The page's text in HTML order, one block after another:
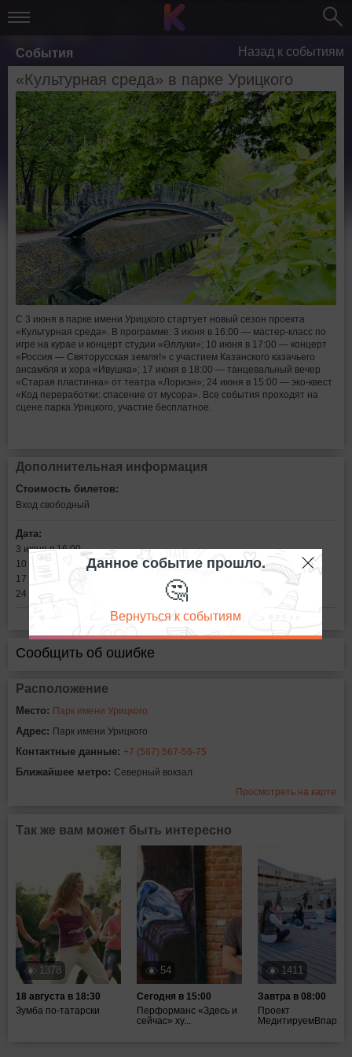
События Назад к событиям
«Культурная среда» в парке Урицкого
С 3 июня в парке имени Урицкого стартует новый сезон проекта
«Культурная среда». В программе: 3 июня в 16:00 — мастер-класс по
игре на курае и концерт студии «Əллyки»; 10 июня в 17:00 — концерт
«Россия — Святорусская земля!» с участием Казанского казачьего
ансамбля и хора «Ивушка»; 17 июня в 18:00 — танцевальный вечер
«Старая пластинка» от театра «Лориэн»; 24 июня в 15:00 — эко-квест
«Код переработки: спасение от мусора». Все события проходят на
сцене парка Урицкого, участие бесплатное.
Дополнительная информация
Стоимость билетов:
Вход свободный
Дата:
3 июня в 16:00
10 июня в 17:00
17 июня в 18:00
24 июня в 15:00
Сообщить об ошибке
Расположение
Место: Парк имени Урицкого
Адрес: Парк имени Урицкого
Контактные данные: +7 (567) 567-56-75
Ближайшее метро: Северный вокзал
Просмотреть на карте
Так же вам может быть интересно
1378
18 августа в 18:30
Зумба по-татарски
54
Сегодня в 15:00
Перформанс «Здесь и
сейчас» ху...
1411
Завтра в 08:00
Проект
МедитируемВпарках
Данное событие прошло.
🤔
Вернуться к событиям